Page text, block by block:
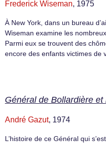
Frederick Wiseman, 1975
À New York, dans un bureau
Wiseman examine les
Parmi eux se trouvent des
encore des enfants victimes de
Général de Bollardière et
André Gazut, 1974
L’histoire de ce Général qui